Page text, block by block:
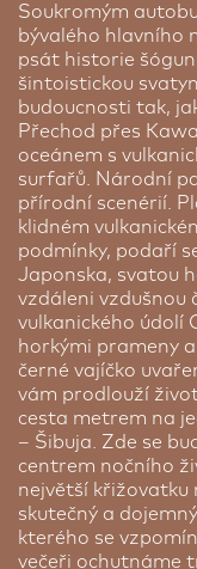
Asia Center of
Tokio | 4 noci
Asia Center of
širšího centra
se poblíž
Itchome, což je v
při tvorbě
dostat na
minut. Nedaleko
Roppongi, kde
Vylepšete si
4 noci v Tokiu v
Akasaka/
Crowne Plaza/
Hyatt Regency/
Osaka/podobný.
výborná poloha.
pokoj pro dvě
náročnější
Soukromým
bývalého hlavního
psát historie
šintoistickou
budoucnosti tak,
Přechod přes
oceánem s
surfařů. Národní
přírodní scenérií.
klidném
podmínky, podaří
Japonska, svatou
vzdáleni vzdušnou
vulkanického údolí
horkými prameny
černé vajíčko
vám prodlouží
cesta metrem na
– Šibuja. Zde se
centrem nočního
největší křižovatku
skutečný a
kterého se
večeři ochutnáme